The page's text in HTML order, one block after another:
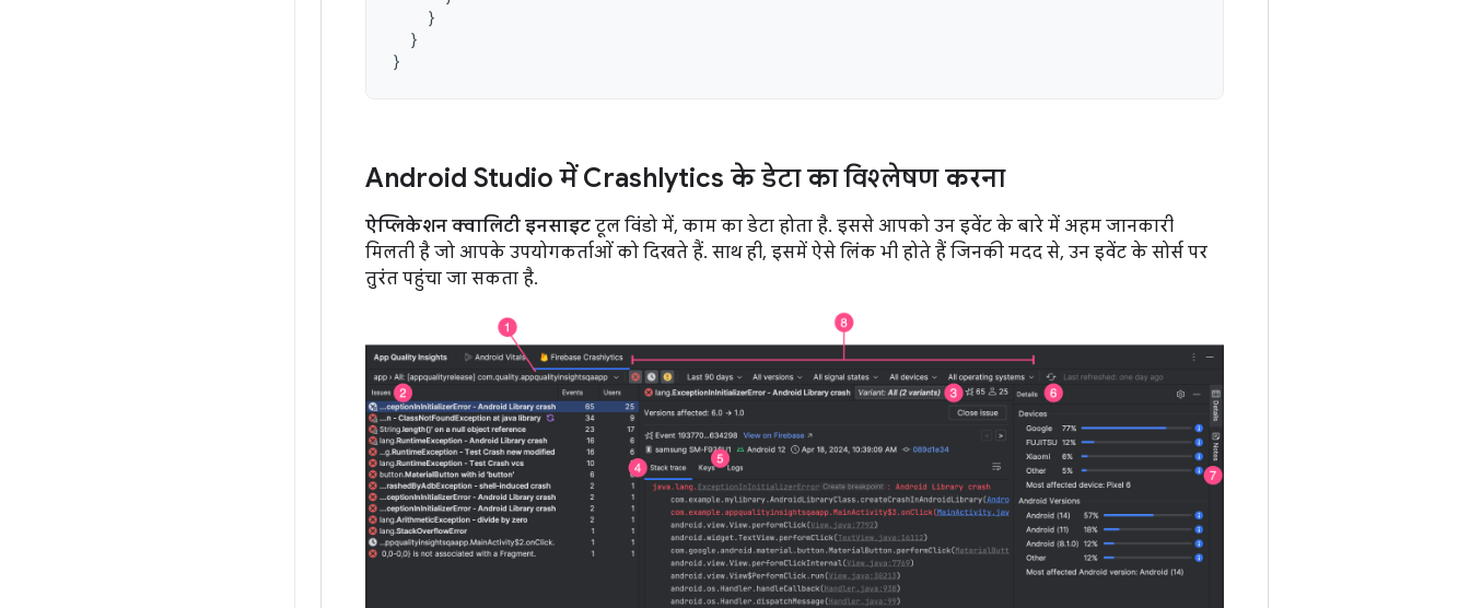
}
}
}
Android Studio में Crashlytics के डेटा का विश्लेषण करना
ऐप्लिकेशन क्वालिटी इनसाइट टूल विंडो में, काम का डेटा होता है. इससे आपको उन इवेंट के बारे में अहम जानकारी
मिलती है जो आपके उपयोगकर्ताओं को दिखते हैं. साथ ही, इसमें ऐसे लिंक भी होते हैं जिनकी मदद से, उन इवेंट के सोर्स पर
तुरंत पहुंचा जा सकता है.